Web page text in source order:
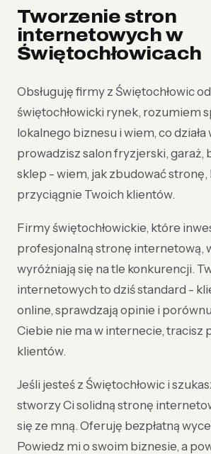
Tworzenie stron
internetowych w
Świętochłowicach
Obsługuję firmy z Świętochłowic
świętochłowicki rynek, rozumiem
lokalnego biznesu i wiem, co działa
prowadzisz salon fryzjerski, garaż,
sklep - wiem, jak zbudować stronę,
przyciągnie Twoich klientów.
Firmy świętochłowickie, które
profesjonalną stronę internetową,
wyróżniają się na tle konkurencji.
internetowych to dziś standard -
online, sprawdzają opinie i
Ciebie nie ma w internecie, tracisz
klientów.
Jeśli jesteś z Świętochłowic i
stworzy Ci solidną stronę
się ze mną. Oferuję bezpłatną
Powiedz mi o swoim biznesie, a